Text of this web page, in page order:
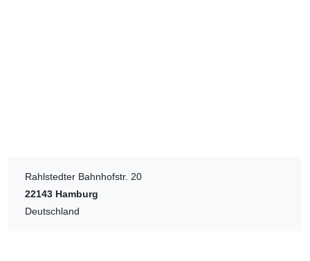
Rahlstedter Bahnhofstr. 20
22143 Hamburg
Deutschland